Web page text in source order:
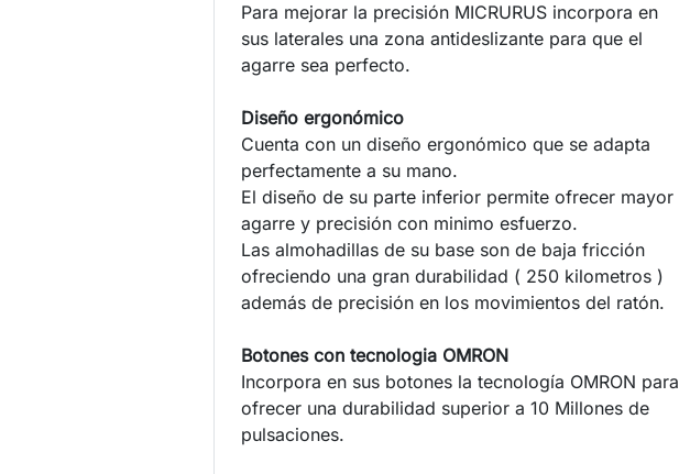
Para mejorar la precisión MICRURUS incorpora en
sus laterales una zona antideslizante para que el
agarre sea perfecto.
Diseño ergonómico
Cuenta con un diseño ergonómico que se adapta
perfectamente a su mano.
El diseño de su parte inferior permite ofrecer mayor
agarre y precisión con minimo esfuerzo.
Las almohadillas de su base son de baja fricción
ofreciendo una gran durabilidad ( 250 kilometros )
además de precisión en los movimientos del ratón.
Botones con tecnologia OMRON
Incorpora en sus botones la tecnología OMRON para
ofrecer una durabilidad superior a 10 Millones de
pulsaciones.